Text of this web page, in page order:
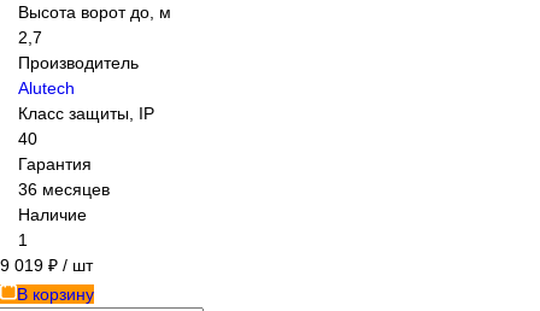
Высота ворот до, м
2,7
Производитель
Alutech
Класс защиты, IP
40
Гарантия
36 месяцев
Наличие
1
9 019 ₽ / шт
В корзину